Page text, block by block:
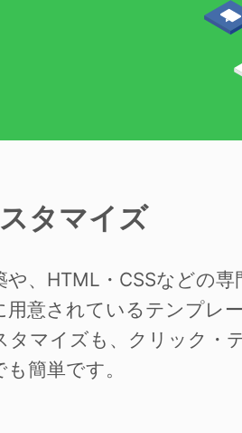
タマイズ
や、HTML・CSSなどの
用意されているテンプレ
タマイズも、クリック・
簡単です。